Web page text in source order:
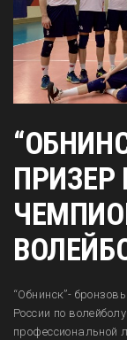
ПРИЗЕР
“Обнинск”-
России по
профессиональной